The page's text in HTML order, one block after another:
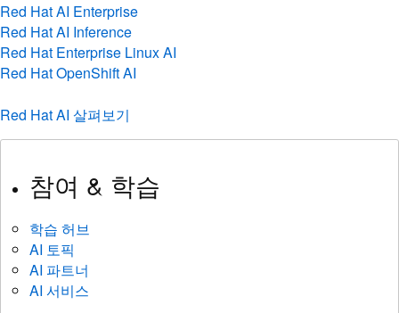
Red Hat AI Enterprise
Red Hat AI Inference
Red Hat Enterprise Linux AI
Red Hat OpenShift AI
Red Hat AI 살펴보기
참여 & 학습
학습 허브
AI 토픽
AI 파트너
AI 서비스